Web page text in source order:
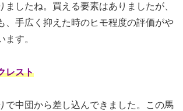
ましたね。買える要素はありましたが、
、手広く抑えた時のヒモ程度の評価がや
ます。
レスト
で中団から差し込んできました。この馬